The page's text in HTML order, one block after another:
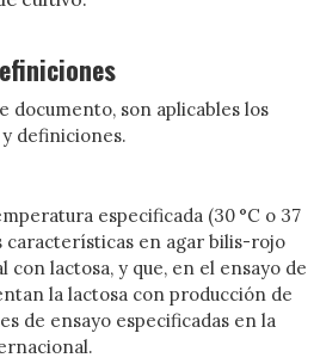
documento, son aplicables los
definiciones.
especificada (30 °C o 37
características en agar bilis-rojo
lactosa, y que, en el ensayo de
la lactosa con producción de
de ensayo especificadas en la